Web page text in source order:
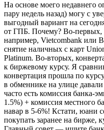
На основе моего недавнего
пару недель назад) могу с
выгодный вариант на
от ГПБ. Почему? Во-первых,
например, Vietcombank или
снятие наличных с карт
Platinum. Во-вторых,
к биржевому курсу. Я
конвертация прошла по
в обменнике на улице
часто есть комиссия банка-
1.5%) + комиссия местного
навар в 5-6%! Кстати, юани
покупать заранее на бирже,